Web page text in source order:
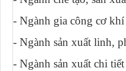
- Ngành gia công cơ
- Ngành sản xuất linh,
- Ngành sản xuất chi